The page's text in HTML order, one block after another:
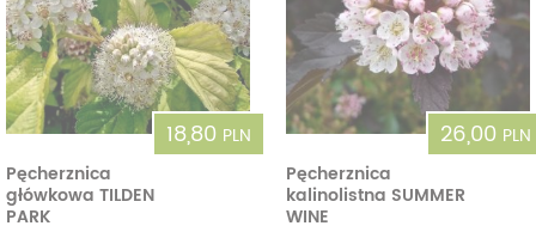
18,80 PLN
Pęcherznica
główkowa TILDEN
PARK
26,00 PLN
Pęcherznica
kalinolistna SUMMER
WINE